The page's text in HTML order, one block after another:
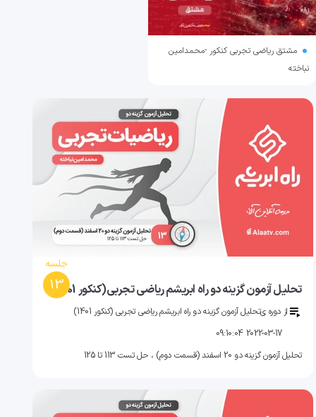
مشتق ریاضی تجربی کنکور -محمدامین
نباخته
جلسه
13 تحلیل آزمون گزینه دو راه ابریشم ریاضی تجربی(کنکور 1401)
از دوره یتحلیل آزمون گزینه دو راه ابریشم ریاضی تجربی (کنکور 1401)
2022-03-17 09:10:04
تحلیل آزمون گزینه دو 20 اسفند (قسمت دوم) ، حل تست 113 تا 125